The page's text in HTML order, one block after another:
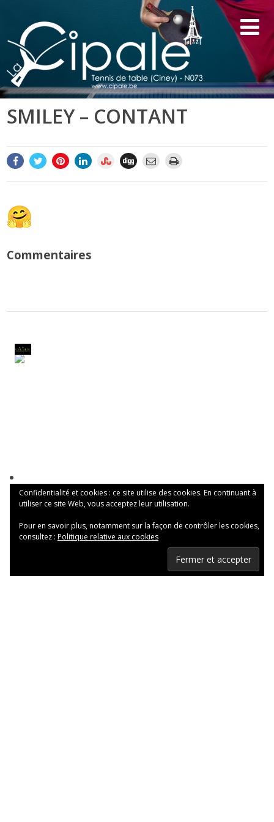
SMILEY – CONTANT
Commentaires
Confidentialité et cookies : ce site utilise des cookies. En continuant à
utiliser ce site Web, vous acceptez leur utilisation.
Pour en savoir plus, notamment sur la façon de contrôler les cookies,
consultez : Politique relative aux cookies